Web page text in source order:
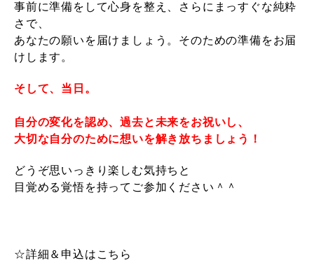
事前に準備をして心身を整え、さらにまっすぐな純粋
さで、
あなたの願いを届けましょう。そのための準備をお届
けします。
そして、当日。
自分の変化を認め、過去と未来をお祝いし、
大切な自分のために想いを解き放ちましょう！
どうぞ思いっきり楽しむ気持ちと
目覚める覚悟を持って ご参加ください＾＾
☆詳細＆申込はこちら